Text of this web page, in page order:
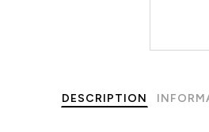
DESCRIPTION